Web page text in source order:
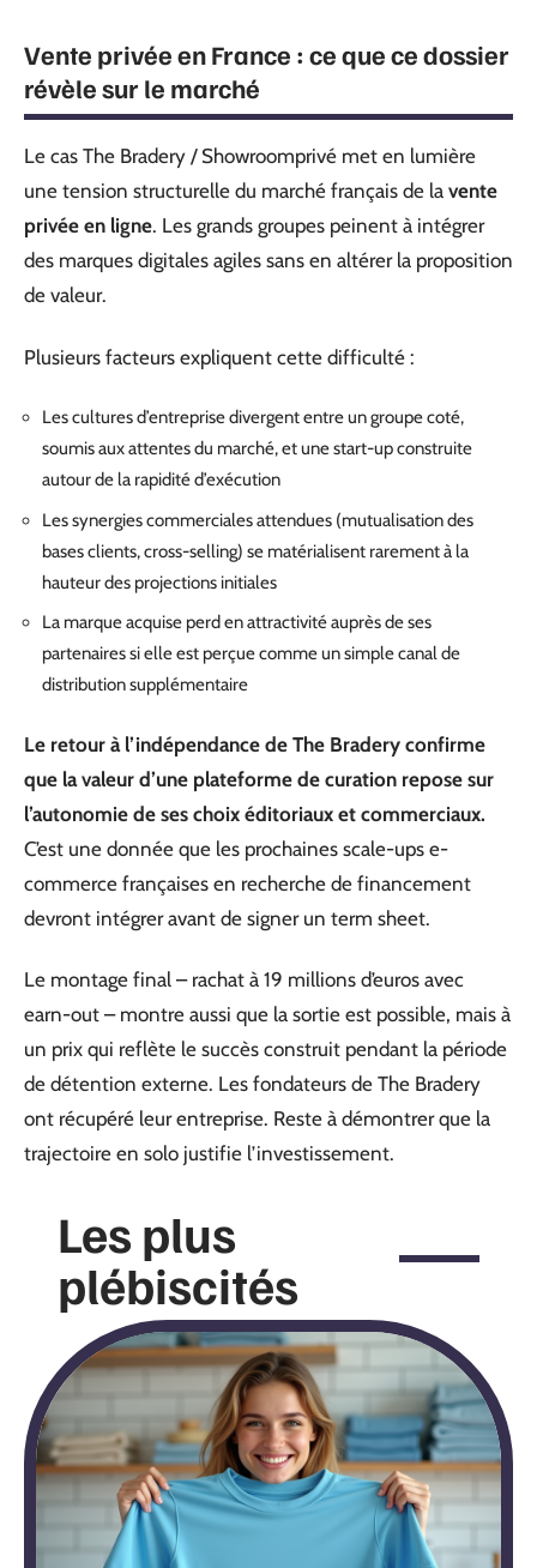
Vente privée en France : ce que ce dossier
révèle sur le marché
Le cas The Bradery / Showroomprivé met en lumière
une tension structurelle du marché français de la vente
privée en ligne. Les grands groupes peinent à intégrer
des marques digitales agiles sans en altérer la proposition
de valeur.
Plusieurs facteurs expliquent cette difficulté :
Les cultures d’entreprise divergent entre un groupe coté,
soumis aux attentes du marché, et une start-up construite
autour de la rapidité d’exécution
Les synergies commerciales attendues (mutualisation des
bases clients, cross-selling) se matérialisent rarement à la
hauteur des projections initiales
La marque acquise perd en attractivité auprès de ses
partenaires si elle est perçue comme un simple canal de
distribution supplémentaire
Le retour à l’indépendance de The Bradery confirme
que la valeur d’une plateforme de curation repose sur
l’autonomie de ses choix éditoriaux et commerciaux.
C’est une donnée que les prochaines scale-ups e-
commerce françaises en recherche de financement
devront intégrer avant de signer un term sheet.
Le montage final – rachat à 19 millions d’euros avec
earn-out – montre aussi que la sortie est possible, mais à
un prix qui reflète le succès construit pendant la période
de détention externe. Les fondateurs de The Bradery
ont récupéré leur entreprise. Reste à démontrer que la
trajectoire en solo justifie l’investissement.
Les plus
plébiscités